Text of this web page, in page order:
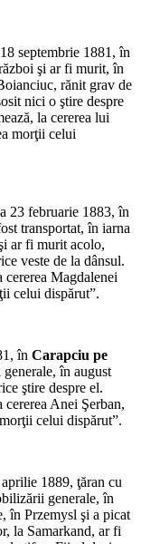
septembrie 1881, în
şi ar fi murit, în
rănit grav de
nici o ştire despre
la cererea lui
morţii celui
23 februarie 1883, în
transportat, în iarna
ar fi murit acolo,
veste de la dânsul.
Magdalenei
celui dispărut”.
în Carapciu pe
în august
ştire despre el.
Anei Şerban,
celui dispărut”.
1889, ţăran cu
generale, în
în Przemysl şi a picat
la Samarkand, ar fi